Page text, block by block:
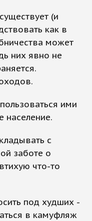
(и
как в
может
них явно не
ими
население.
с
заботе о
что-то
под худших -
в камуфляж